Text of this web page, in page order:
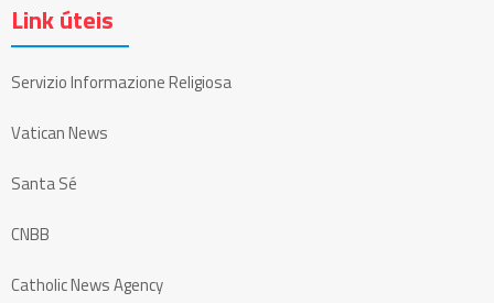
Link úteis
Servizio Informazione Religiosa
Vatican News
Santa Sé
CNBB
Catholic News Agency